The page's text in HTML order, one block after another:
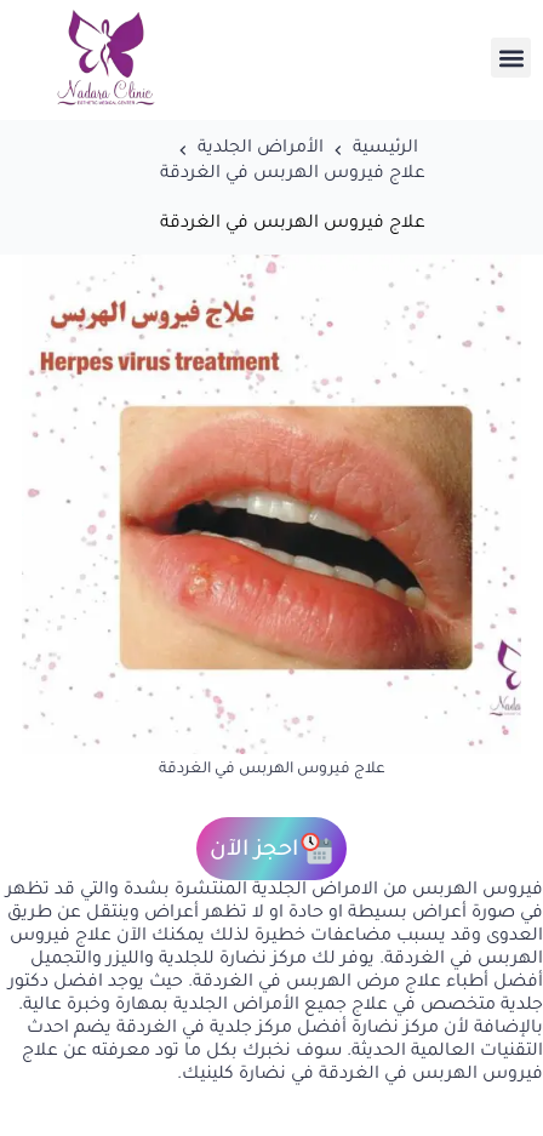
الرئيسية
الأمراض الجلدية
علاج فيروس الهربس في الغردقة
علاج فيروس الهربس في الغردقة
علاج فيروس الهربس في الغردقة
احجز الآن
فيروس الهربس من الامراض الجلدية المنتشرة بشدة والتي قد تظهر
في صورة أعراض بسيطة او حادة او لا تظهر أعراض وينتقل عن طريق
العدوى وقد يسبب مضاعفات خطيرة لذلك يمكنك الآن علاج فيروس
الهربس في الغردقة. يوفر لك مركز نضارة للجلدية والليزر والتجميل
أفضل أطباء علاج مرض الهربس في الغردقة. حيث يوجد افضل دكتور
جلدية متخصص في علاج جميع الأمراض الجلدية بمهارة وخبرة عالية.
بالإضافة لأن مركز نضارة أفضل مركز جلدية في الغردقة يضم احدث
التقنيات العالمية الحديثة. سوف نخبرك بكل ما تود معرفته عن علاج
فيروس الهربس في الغردقة في نضارة كلينيك.